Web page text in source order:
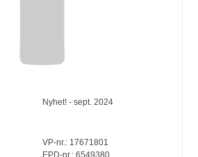
Nyhet! - sept. 2024
VP-nr.:17671801
EPD-nr.: 6549380